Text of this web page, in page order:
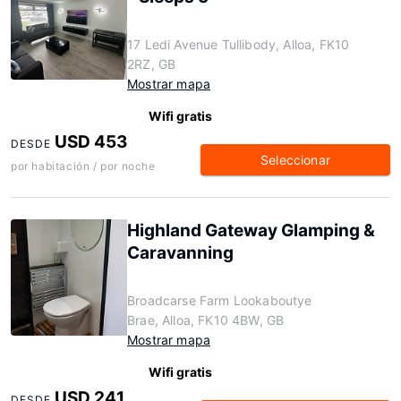
17 Ledi Avenue Tullibody, Alloa, FK10
2RZ, GB
Mostrar mapa
Wifi gratis
DESDE USD 453
por habitación / por noche Seleccionar
Highland Gateway Glamping &
Caravanning
Broadcarse Farm Lookaboutye
Brae, Alloa, FK10 4BW, GB
Mostrar mapa
Wifi gratis